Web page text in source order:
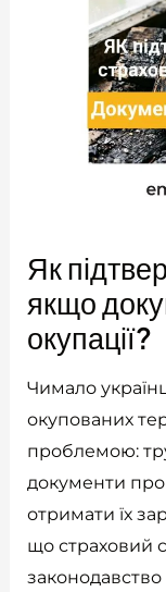
Як
якщо
окупації?
Чимало
окупованих
проблемою:
документи
отримати їх
що страховий
законодавство